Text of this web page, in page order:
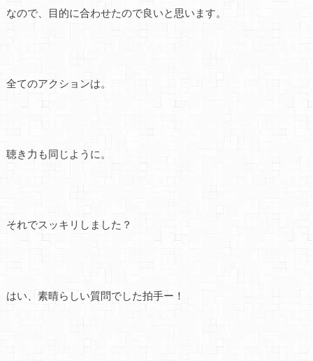
なので、目的に合わせたので良いと思います。
全てのアクションは。
聴き力も同じように。
それでスッキリしました？
はい、素晴らしい質問でした拍手ー！